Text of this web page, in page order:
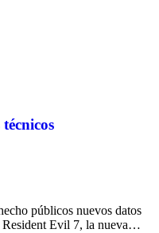
públicos nuevos datos
Resident Evil 7, la nueva…